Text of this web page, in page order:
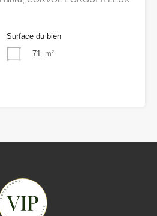
Surface du bien
71 m²